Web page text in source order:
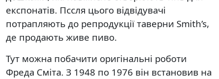
експонатів. Пссля цього відвідувачі
потрапляють до репродукції таверни Smith’s,
де продають живе пиво.
Тут можна побачити оригінальні роботи
Фреда Сміта. З 1948 по 1976 він встановив на